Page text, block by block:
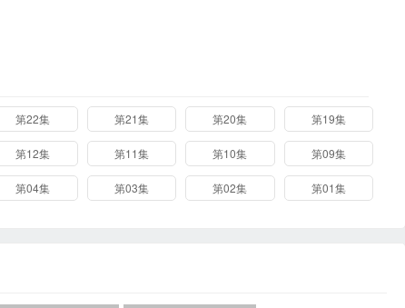
第22集 第21集 第20集 第19集
第12集 第11集 第10集 第09集
第04集 第03集 第02集 第01集